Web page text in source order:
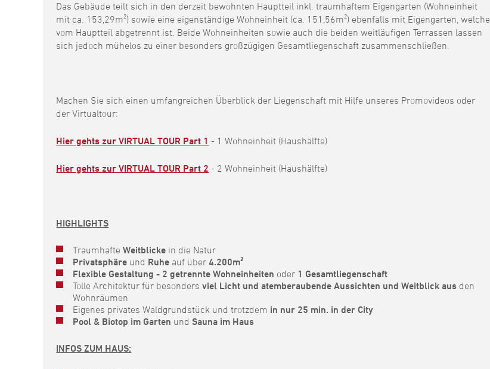
Das Gebäude teilt sich in den derzeit bewohnten Hauptteil inkl. traumhaftem Eigengarten (Wohneinheit
mit ca. 153,29m²) sowie eine eigenständige Wohneinheit (ca. 151,56m²) ebenfalls mit Eigengarten, welche
vom Hauptteil abgetrennt ist. Beide Wohneinheiten sowie auch die beiden weitläufigen Terrassen lassen
sich jedoch mühelos zu einer besonders großzügigen Gesamtliegenschaft zusammenschließen.
Machen Sie sich einen umfangreichen Überblick der Liegenschaft mit Hilfe unseres Promovideos oder
der Virtualtour:
Hier gehts zur VIRTUAL TOUR Part 1 - 1 Wohneinheit (Haushälfte)
Hier gehts zur VIRTUAL TOUR Part 2 - 2 Wohneinheit (Haushälfte)
HIGHLIGHTS
Traumhafte Weitblickein die Natur
Privatsphäre und Ruheauf über 4.200m²
Flexible Gestaltung - 2 getrennte Wohneinheiten oder 1 Gesamtliegenschaft
Tolle Architektur für besonders viel Licht und atemberaubende Aussichten und Weitblick ausden
Wohnräumen
Eigenes privates Waldgrundstück und trotzdem in nur 25 min. in der City
Pool & Biotop im Garten und Sauna im Haus
INFOS ZUM HAUS: